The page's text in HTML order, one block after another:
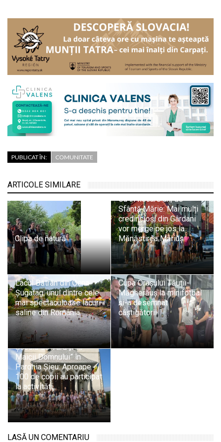
PUBLICAT ÎN: COMUNITATE
ARTICOLE SIMILARE
Clipa de natură
Ca în fiecare an, de
Sfântă Mărie: Mai mulți
credincioși din Gârdani
vor merge pe jos la
Mănăstirea Măriuș
Lacul Bătrân din Ocna
Șugatag, unul dintre cele
mai spectaculoase lacuri
saline din România
Cupa Orașului Tăuții-
Măgherăuș la minifotbal
și-a desemnat
câștigătorii
Școala de Vară „Fiii
Maicii Domnului” în
Parohia Șieu: Aproape
100 de copii au participat
la activități
LASĂ UN COMENTARIU